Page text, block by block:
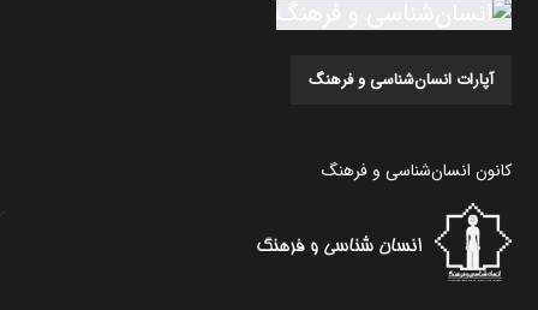
آپارات انسان‌شناسی و فرهنگ
کانون انسان‌شناسی و فرهنگ